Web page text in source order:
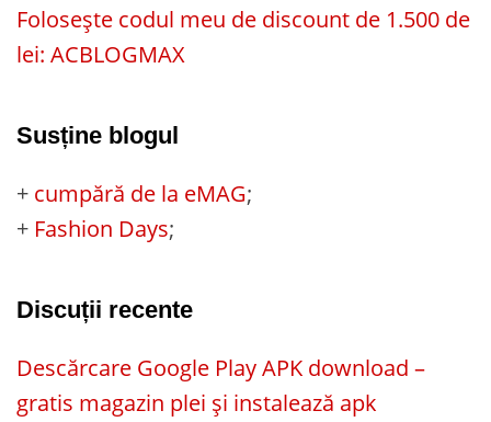
Folosește codul meu de discount de 1.500 de
lei: ACBLOGMAX
Susține blogul
+ cumpără de la eMAG;
+ Fashion Days;
Discuții recente
Descărcare Google Play APK download –
gratis magazin plei și instalează apk